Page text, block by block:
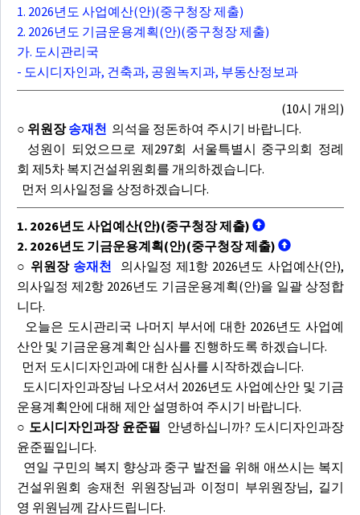
1. 2026년도 사업예산(안)(중구청장 제출)
2. 2026년도 기금운용계획(안)(중구청장 제출)
가. 도시관리국
- 도시디자인과, 건축과, 공원녹지과, 부동산정보과
(10시 개의)
○ 위원장송재천 의석을 정돈하여 주시기 바랍니다.
성원이 되었으므로 제297회 서울특별시 중구의회 정례
회 제5차 복지건설위원회를 개의하겠습니다.
먼저 의사일정을 상정하겠습니다.
1. 2026년도 사업예산(안)(중구청장 제출)
2. 2026년도 기금운용계획(안)(중구청장 제출)
○ 위원장 송재천 의사일정 제1항 2026년도 사업예산(안),
의사일정 제2항 2026년도 기금운용계획(안)을 일괄 상정합
니다.
오늘은 도시관리국 나머지 부서에 대한 2026년도 사업예
산안 및 기금운용계획안 심사를 진행하도록 하겠습니다.
먼저 도시디자인과에 대한 심사를 시작하겠습니다.
도시디자인과장님 나오셔서 2026년도 사업예산안 및 기금
운용계획안에 대해 제안 설명하여 주시기 바랍니다.
○ 도시디자인과장 윤준필 안녕하십니까? 도시디자인과장
윤준필입니다.
연일 구민의 복지 향상과 중구 발전을 위해 애쓰시는 복지
건설위원회 송재천 위원장님과 이정미 부위원장님, 길기
영 위원님께 감사드립니다.